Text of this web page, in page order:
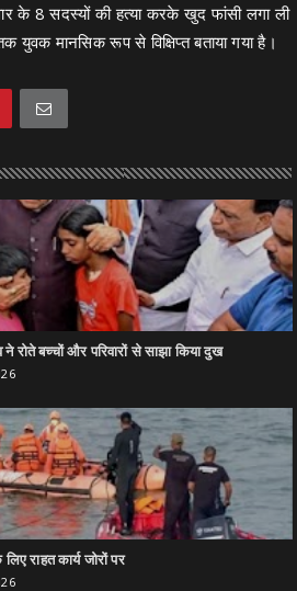
के 8 सदस्यों की हत्या करके खुद फांसी लगा ली
युवक मानसिक रूप से विक्षिप्त बताया गया है।
रोते बच्चों और परिवारों से साझा किया दुख
राहत कार्य जोरों पर